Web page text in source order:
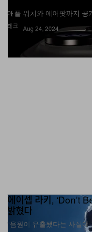
테크
애플 워치와 에어팟까지 공
Aug 24, 2024
에이셉 라키, ‘Don’t
밝혔다
“음원이 유출됐다는 사실에